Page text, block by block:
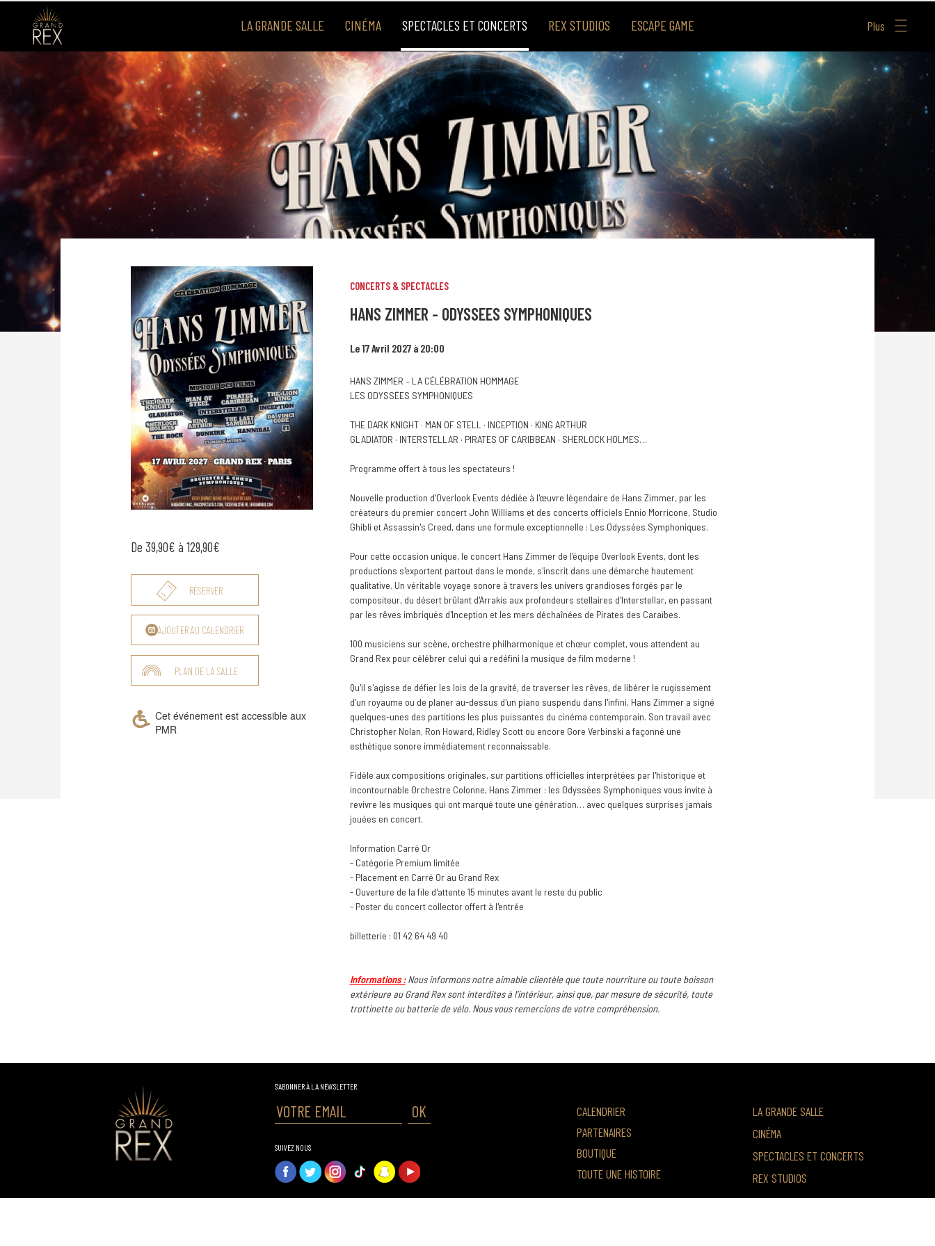
LA GRANDE SALLE CINÉMA SPECTACLES ET CONCERTS REX STUDIOS ESCAPE GAME Plus
De 39,90€ à 129,90€
RÉSERVER
AJOUTER AU CALENDRIER
PLAN DE LA SALLE
Cet événement est accessible aux
PMR
CONCERTS & SPECTACLES
HANS ZIMMER - ODYSSEES SYMPHONIQUES
Le 17 Avril 2027 à 20:00
HANS ZIMMER – LA CÉLÉBRATION HOMMAGE
LES ODYSSÉES SYMPHONIQUES
THE DARK KNIGHT · MAN OF STELL · INCEPTION · KING ARTHUR
GLADIATOR · INTERSTELLAR · PIRATES OF CARIBBEAN · SHERLOCK HOLMES…
Programme offert à tous les spectateurs !
Nouvelle production d'Overlook Events dédiée à l'œuvre légendaire de Hans Zimmer, par les
créateurs du premier concert John Williams et des concerts officiels Ennio Morricone, Studio
Ghibli et Assassin's Creed, dans une formule exceptionnelle : Les Odyssées Symphoniques.
Pour cette occasion unique, le concert Hans Zimmer de l'équipe Overlook Events, dont les
productions s'exportent partout dans le monde, s'inscrit dans une démarche hautement
qualitative. Un véritable voyage sonore à travers les univers grandioses forgés par le
compositeur, du désert brûlant d'Arrakis aux profondeurs stellaires d'Interstellar, en passant
par les rêves imbriqués d'Inception et les mers déchaînées de Pirates des Caraïbes.
100 musiciens sur scène, orchestre philharmonique et chœur complet, vous attendent au
Grand Rex pour célébrer celui qui a redéfini la musique de film moderne !
Qu'il s'agisse de défier les lois de la gravité, de traverser les rêves, de libérer le rugissement
d'un royaume ou de planer au-dessus d'un piano suspendu dans l'infini, Hans Zimmer a signé
quelques-unes des partitions les plus puissantes du cinéma contemporain. Son travail avec
Christopher Nolan, Ron Howard, Ridley Scott ou encore Gore Verbinski a façonné une
esthétique sonore immédiatement reconnaissable.
Fidèle aux compositions originales, sur partitions officielles interprétées par l'historique et
incontournable Orchestre Colonne, Hans Zimmer : les Odyssées Symphoniques vous invite à
revivre les musiques qui ont marqué toute une génération… avec quelques surprises jamais
jouées en concert.
Information Carré Or
- Catégorie Premium limitée
- Placement en Carré Or au Grand Rex
- Ouverture de la file d'attente 15 minutes avant le reste du public
- Poster du concert collector offert à l'entrée
billetterie : 01 42 64 49 40
Informations :Nous informons notre aimable clientèle que toute nourriture ou toute boisson
extérieure au Grand Rex sont interdites à l'intérieur, ainsi que, par mesure de sécurité, toute
trottinette ou batterie de vélo. Nous vous remercions de votre compréhension.
S'ABONNER À LA NEWSLETTER
OK
SUIVEZ NOUS
CALENDRIER
PARTENAIRES
BOUTIQUE
TOUTE UNE HISTOIRE
LA GRANDE SALLE
CINÉMA
SPECTACLES ET CONCERTS
REX STUDIOS